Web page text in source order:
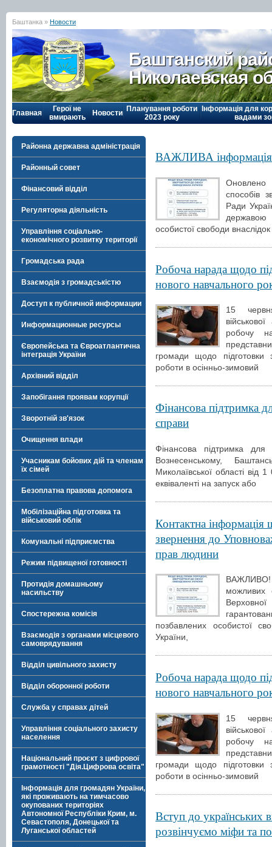
Баштанка » Новости
Баштанский
Николаевская
Главная
Герої не
вмирають
Новости Планування роботи
2023 року
Інформація для
вадами
Районна державна адміністрація
Районный совет
Фінансовий відділ
Регуляторна діяльність
Управління соціально-
економічного розвитку території
Громадська рада
Взаємодія з громадськістю
Доступ к публичной информации
Информационные ресурсы
Європейська та Євроатлантична
інтеграція України
Архівний відділ
Запобігання проявам корупції
Зворотній зв'язок
Очищення влади
Учасникам бойових дій та членам
їх сімей
Безоплатна правова допомога
Мобілізаційна підготовка та
військовий облік
Комунальні підприємства
Режим підвищеної готовності
Протидія домашньому
насильству
Спостережна комісія
Взаємодія з органами місцевого
самоврядування
Відділ цивільного захисту
Відділ оборонної роботи
Служба у справах дітей
Управління соціального захисту
населення
Національний проєкт з цифрової
грамотності "Дія.Цифрова освіта"
Інформація для громадян України,
які проживають на тимчасово
окупованих територіях
Автономної Республіки Крим, м.
Севастополя, Донецької та
Луганської областей
ВАЖЛИВА
Оновлено
способів
Ради
особистої свободи
Робоча нарада щодо
нового навчального
15
робочу
громади щодо підготовки
роботи в осінньо-зимовий
Фінансова підтримка
справи
Фінансова підтримка
Вознесенському,
Миколаївської області
еквіваленті на запуск або
Контактна
звернення до
прав людини
ВАЖЛИВО!
можливих
позбавлених особистої
України,
Робоча нарада щодо
нового навчального
15
робочу
громади щодо підготовки
роботи в осінньо-зимовий
Вступ до українських
розвінчуємо міфи та